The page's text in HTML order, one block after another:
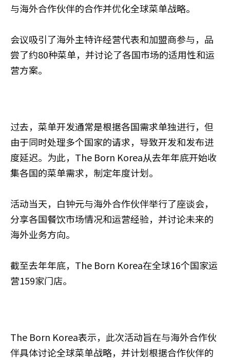
与海外合作伙伴的合作并优化全球菜单战略。
会议吸引了海外主特许经营代表和加盟商参与，品
尝了约80种菜单，并讨论了各国市场的适用性和运
营方案。
过去，菜单开发通常是根据各国需求单独进行，但
由于同时处理多个国家的请求，导致开发和发布进
度延迟。为此，The Born Korea从去年年底开始收
集各国的菜单需求，制定年度计划。
活动当天，白钟元与海外合作伙伴举行了座谈会，
分享各国餐饮市场情况和运营经验，并讨论未来的
海外业务方向。
截至去年年底，The Born Korea在全球16个国家运
营159家门店。
The Born Korea表示，此次活动旨在与海外合作伙
伴具体讨论全球菜单战略，并计划根据合作伙伴的